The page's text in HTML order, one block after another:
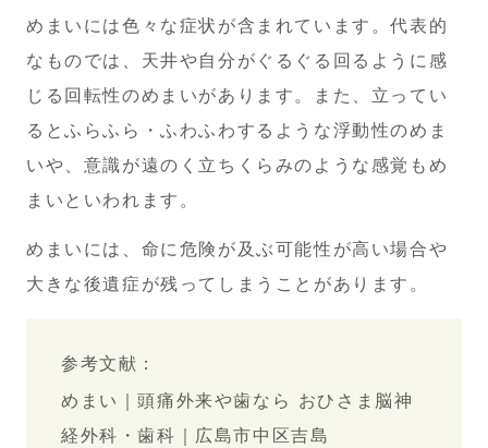
めまいには色々な症状が含まれています。代表的
なものでは、天井や自分がぐるぐる回るように感
じる回転性のめまいがあります。また、立ってい
るとふらふら・ふわふわするような浮動性のめま
いや、意識が遠のく立ちくらみのような感覚もめ
まいといわれます。
めまいには、命に危険が及ぶ可能性が高い場合や
大きな後遺症が残ってしまうことがあります。
参考文献：
めまい｜頭痛外来や歯なら おひさま脳神
経外科・歯科｜広島市中区吉島